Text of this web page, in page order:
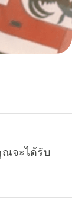
ณจะได้รับ